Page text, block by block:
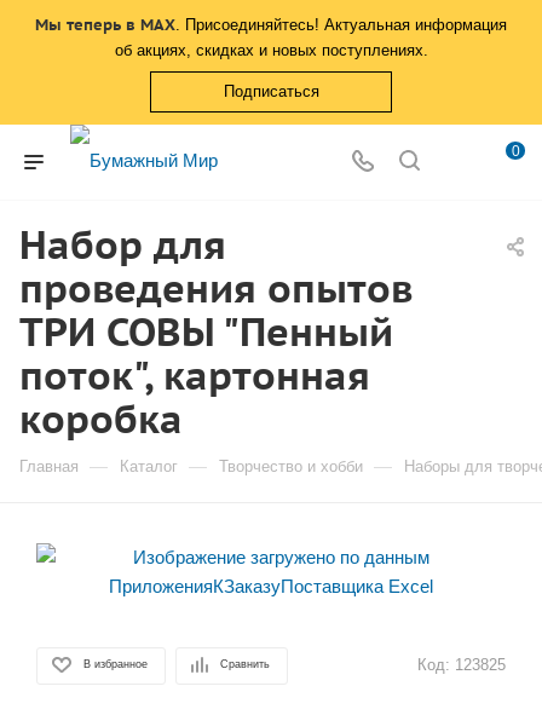
Мы теперь в MAX. Присоединяйтесь! Актуальная информация
об акциях, скидках и новых поступлениях.
Подписаться
0
Набор для
проведения опытов
ТРИ СОВЫ "Пенный
поток", картонная
коробка
Главная — Каталог — Творчество и хобби — Наборы для
В избранное Сравнить Код: 123825